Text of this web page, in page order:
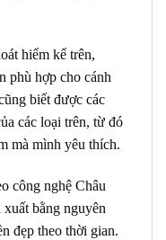
hiểm kể trên,
phù hợp cho cánh
biết được các
các loại trên, từ đó
mà mình yêu thích.
công nghệ Châu
bằng nguyên
đẹp theo thời gian.